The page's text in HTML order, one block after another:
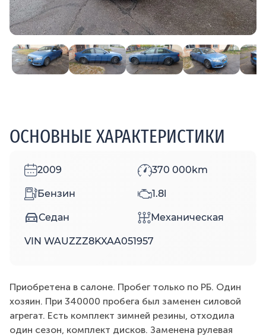
ОСНОВНЫЕ ХАРАКТЕРИСТИКИ
2009 370 000km
Бензин 1.8l
Седан Механическая
VIN WAUZZZ8KXAA051957
Приобретена в салоне. Пробег только по РБ. Один
хозяин. При 340000 пробега был заменен силовой
агрегат. Есть комплект зимней резины, отходила
один сезон, комплект дисков. Заменена рулевая